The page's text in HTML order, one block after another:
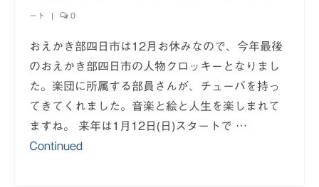
ート | 0
おえかき部四日市は12月お休みなので、今年最後
のおえかき部四日市の人物クロッキーとなりまし
た。楽団に所属する部員さんが、チューバを持っ
てきてくれました。音楽と絵と人生を楽しまれて
ますね。 来年は1月12日(日)スタートで …
Continued